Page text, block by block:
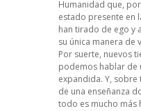
Humanidad que,
estado presente en
han tirado de ego y
su única manera de
Por suerte, nuevos
podemos hablar de
expandida. Y, sobre
de una enseñanza
todo es mucho más